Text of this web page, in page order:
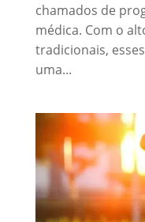
chamados de
médica. Com o
tradicionais,
uma...